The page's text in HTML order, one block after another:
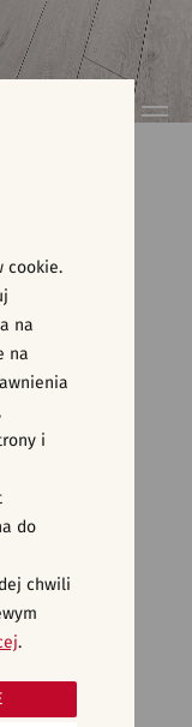
cookie.
na
na
i
do
chwili
.